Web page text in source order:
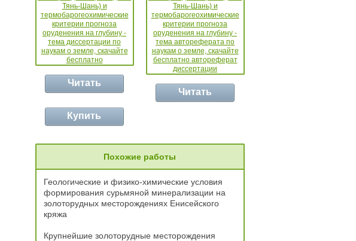
Читать
Читать
Купить
Похожие работы
Геологические и физико-химические условия
формирования сурьмяной минерализации на
золоторудных месторождениях Енисейского
кряжа
Крупнейшие золоторудные месторождения